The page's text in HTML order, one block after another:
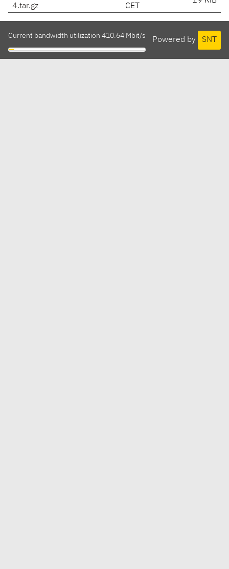
4.tar.gz
CET
Powered by SNT
Current bandwidth utilization 410.64 Mbit/s